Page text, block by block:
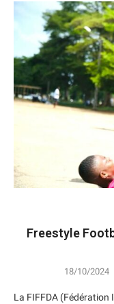
Freestyle
18/10/2024
La FIFFDA (Fédération